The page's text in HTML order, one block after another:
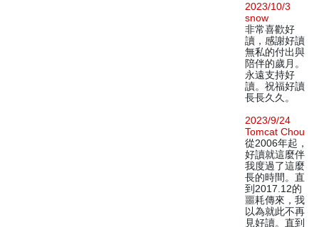
2023/10/3
snow
非常喜歡好
讀，感謝好讀
無私的付出與
陪伴的歲月。
永遠支持好
讀。祝福好讀
長長久久。
2023/9/24
Tomcat Chou
從2006年起，
好讀就這麼伴
我度過了這麼
長的時間。直
到2017.12的
噩耗傳來，我
以為就此不再
見好讀。直到